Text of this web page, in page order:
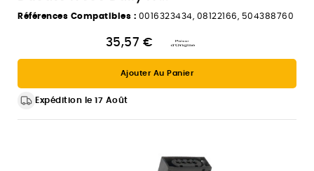
Références Compatibles : 0016323434, 08122166, 504388760
35,57 €
Ajouter Au Panier
Expédition le 17 Août